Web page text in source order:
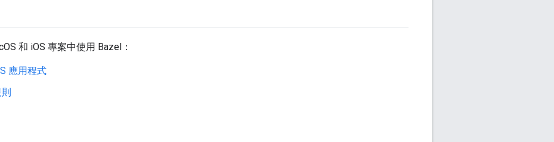
和 iOS 專案中使用 Bazel：
應用程式